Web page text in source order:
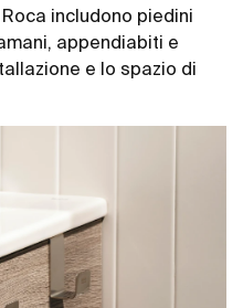
includono piedini
appendiabiti e
e lo spazio di